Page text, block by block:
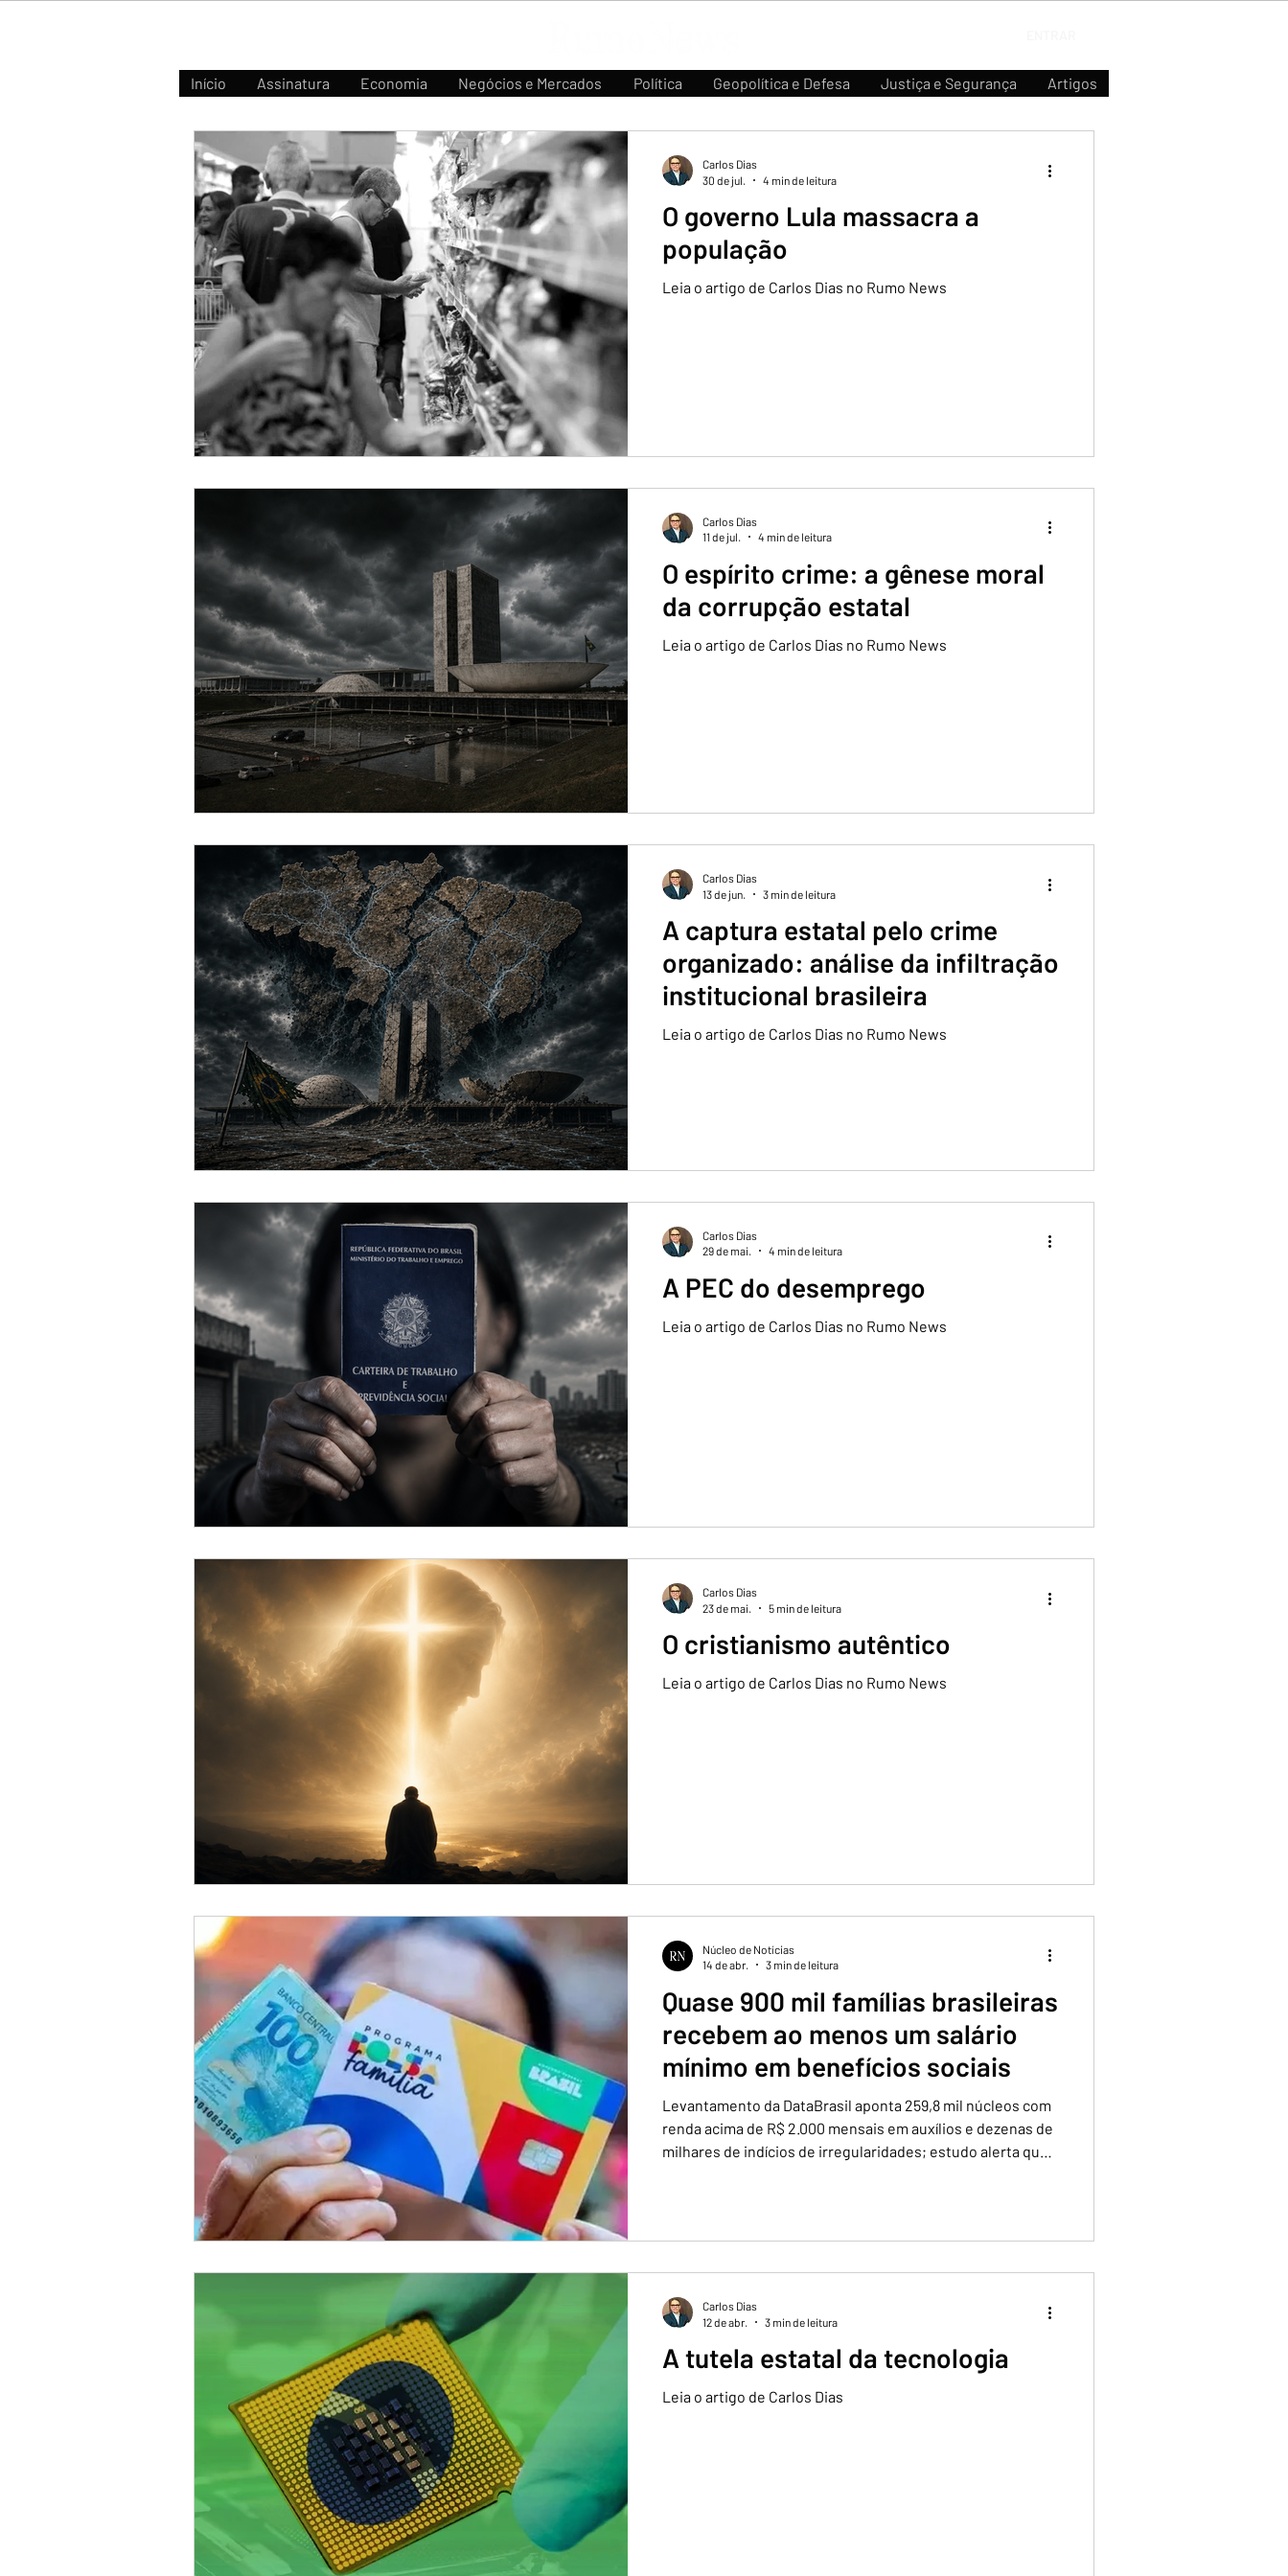
Início Assinatura Economia Negócios e Mercados Política Geopolítica e Defesa Justiça e Segurança Artigos
O governo Lula massacra a
população
Leia o artigo de Carlos Dias no Rumo News
Carlos Dias
30 de jul.
4 min de leitura
O espírito crime: a gênese moral
da corrupção estatal
Leia o artigo de Carlos Dias no Rumo News
Carlos Dias
11 de jul.
4 min de leitura
A captura estatal pelo crime
organizado: análise da infiltração
institucional brasileira
Leia o artigo de Carlos Dias no Rumo News
Carlos Dias
13 de jun.
3 min de leitura
A PEC do desemprego
Leia o artigo de Carlos Dias no Rumo News
Carlos Dias
29 de mai.
4 min de leitura
O cristianismo autêntico
Leia o artigo de Carlos Dias no Rumo News
Carlos Dias
23 de mai.
5 min de leitura
Quase 900 mil famílias brasileiras
recebem ao menos um salário
mínimo em benefícios sociais
Levantamento da DataBrasil aponta 259,8 mil núcleos com
renda acima de R$ 2.000 mensais em auxílios e dezenas de
milhares de indícios de irregularidades; estudo alerta que
Núcleo de Notícias
14 de abr.
3 min de leitura
A tutela estatal da tecnologia
Leia o artigo de Carlos Dias
Carlos Dias
12 de abr.
3 min de leitura